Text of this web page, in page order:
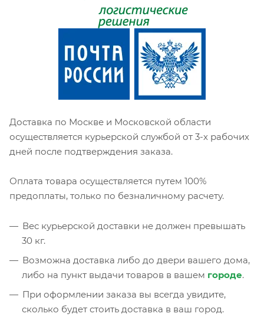
Доставка по Москве и Московской области
осуществляется курьерской службой от 3-х рабочих
дней после подтверждения заказа.
Оплата товара осуществляется путем 100%
предоплаты, только по безналичному расчету.
Вес курьерской доставки не должен превышать
30 кг.
Возможна доставка либо до двери вашего дома,
либо на пункт выдачи товаров в вашем городе.
При оформлении заказа вы всегда увидите,
сколько будет стоить доставка в ваш город.